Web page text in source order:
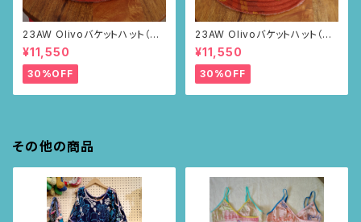
23AW Olivoバケットハット（ブ
ラウン・ポピー柄）
¥11,550
30%OFF
23AW Olivoバケットハット（ブ
ラウン・ポピー柄）
¥11,550
30%OFF
その他の商品